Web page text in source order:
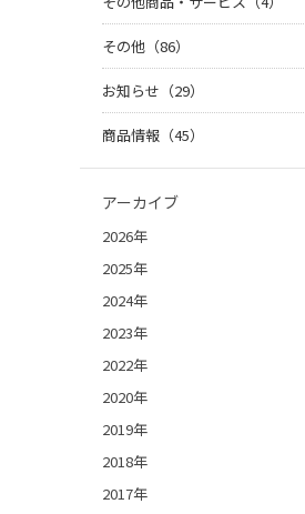
その他（86）
お知らせ（29）
商品情報（45）
アーカイブ
2026年
2025年
2024年
2023年
2022年
2020年
2019年
2018年
2017年